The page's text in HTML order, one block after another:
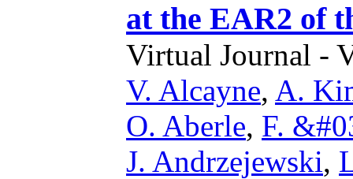
at the EAR2 of
Virtual Journal -
V. Alcayne, A.
O. Aberle, F.
J. Andrzejewski,